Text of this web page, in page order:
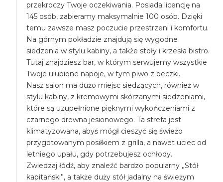
przekroczy Twoje oczekiwania. Posiada licencję na
145 osób, zabieramy maksymalnie 100 osób. Dzięki
temu zawsze masz poczucie przestrzeni i komfortu.
Na górnym pokładzie znajdują się wygodne
siedzenia w stylu kabiny, a także stoły i krzesła bistro.
Tutaj znajdziesz bar, w którym serwujemy wszystkie
Twoje ulubione napoje, w tym piwo z beczki.
Nasz salon ma dużo miejsc siedzących, również w
stylu kabiny, z kremowymi skórzanymi siedzeniami,
które są uzupełnione pięknymi wykończeniami z
czarnego drewna jesionowego. Ta strefa jest
klimatyzowana, abyś mógł cieszyć się świeżo
przygotowanym posiłkiem z grilla, a nawet uciec od
letniego upału, gdy potrzebujesz ochłody.
Zwiedzaj łódź, aby znaleźć bardzo popularny „Stół
kapitański”, a także duży stół jadalny na świeżym